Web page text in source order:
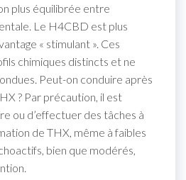
plus équilibrée entre
Le H4CBD est plus
« stimulant ». Ces
chimiques distincts et ne
Peut-on conduire après
? Par précaution, il est
ou d’effectuer des tâches à
de THX, même à faibles
bien que modérés,